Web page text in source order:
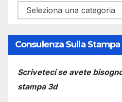
Categorie
Consulenza Sulla Stampa
Scriveteci se avete
stampa 3d